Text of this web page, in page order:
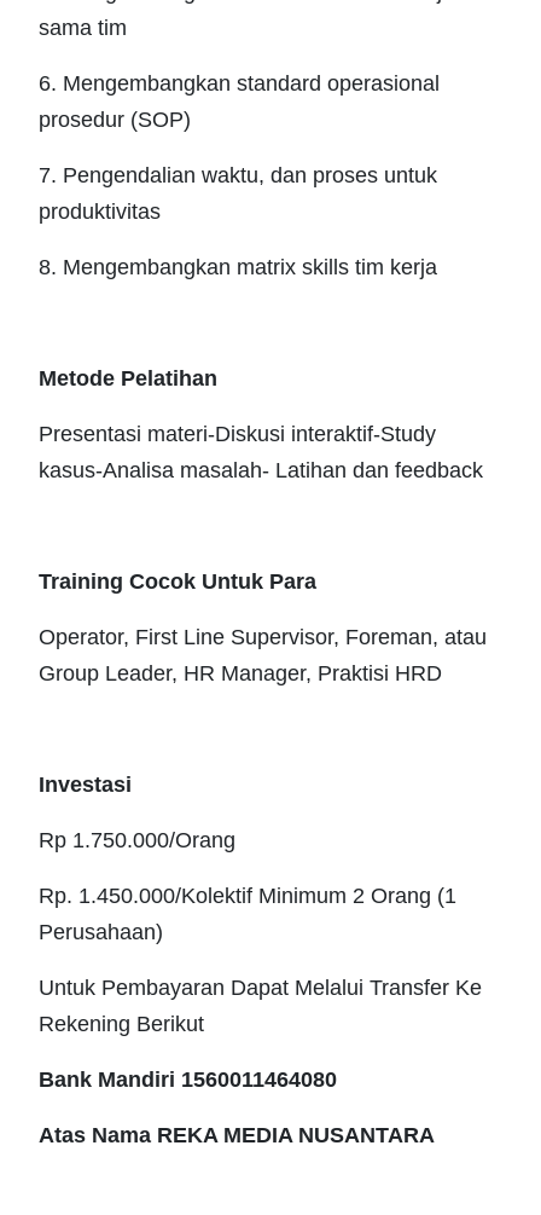
sama tim
6. Mengembangkan standard operasional
prosedur (SOP)
7. Pengendalian waktu, dan proses untuk
produktivitas
8. Mengembangkan matrix skills tim kerja
Metode Pelatihan
Presentasi materi-Diskusi interaktif-Study
kasus-Analisa masalah- Latihan dan feedback
Training Cocok Untuk Para
Operator, First Line Supervisor, Foreman, atau
Group Leader, HR Manager, Praktisi HRD
Investasi
Rp 1.750.000/Orang
Rp. 1.450.000/Kolektif Minimum 2 Orang (1
Perusahaan)
Untuk Pembayaran Dapat Melalui Transfer Ke
Rekening Berikut
Bank Mandiri 1560011464080
Atas Nama REKA MEDIA NUSANTARA